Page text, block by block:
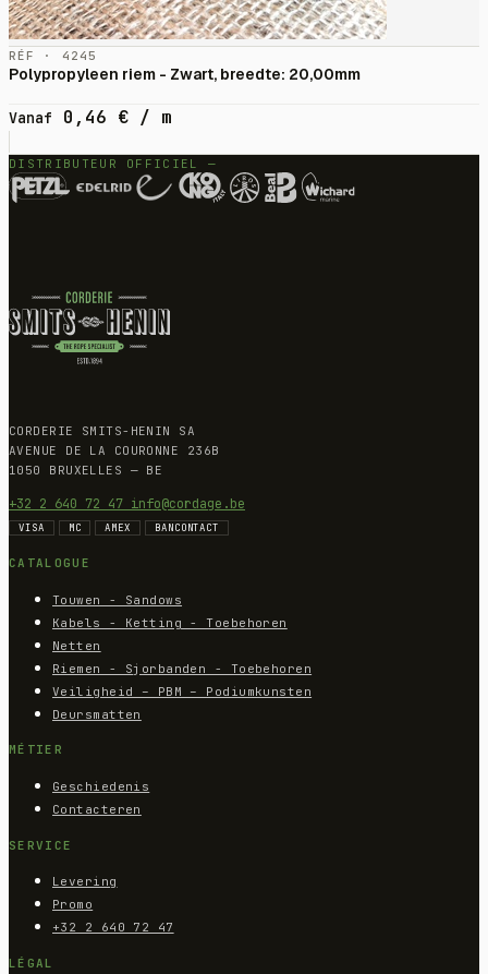
RÉF · 4245
Polypropyleen riem - Zwart, breedte: 20,00mm
Vanaf 0,46 € / m
DISTRIBUTEUR OFFICIEL —
CORDERIE SMITS-HENIN SA
AVENUE DE LA COURONNE 236B
1050 BRUXELLES — BE
+32 2 640 72 47 info@cordage.be
VISA MC AMEX BANCONTACT
CATALOGUE
Touwen - Sandows
Kabels - Ketting - Toebehoren
Netten
Riemen - Sjorbanden - Toebehoren
Veiligheid – PBM – Podiumkunsten
Deursmatten
MÉTIER
Geschiedenis
Contacteren
SERVICE
Levering
Promo
+32 2 640 72 47
LÉGAL